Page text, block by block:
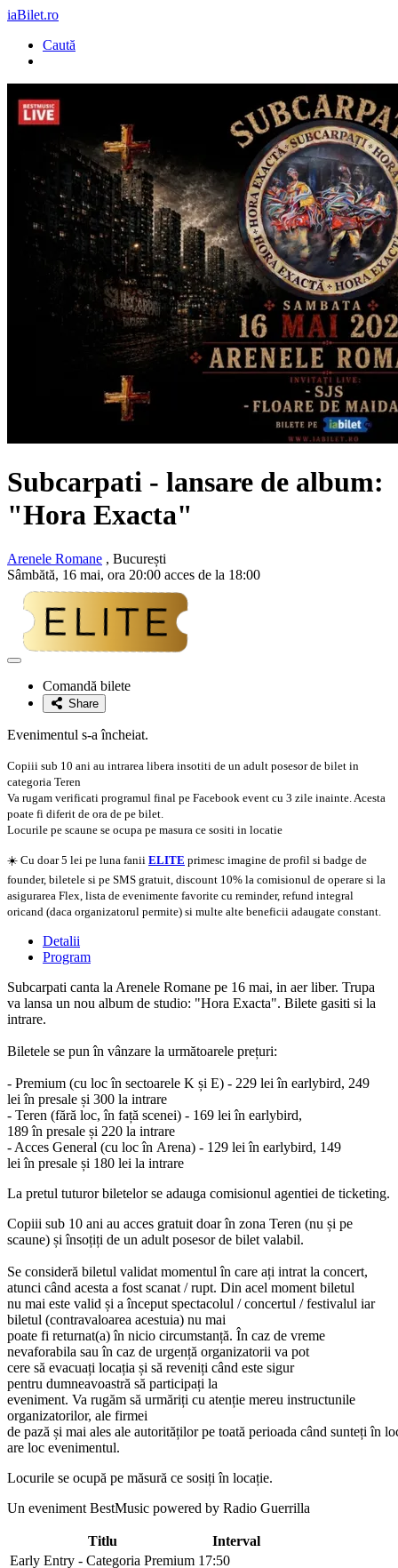
iaBilet.ro
Caută
Subcarpati - lansare de album:
"Hora Exacta"
Arenele Romane , București
Sâmbătă, 16 mai, ora 20:00 acces de la 18:00
Adaugă
favoriteComandă bilete
Share
Evenimentul s-a încheiat.
Copiii sub 10 ani au intrarea libera insotiti de un adult posesor de bilet in
categoria Teren
Va rugam verificati programul final pe Facebook event cu 3 zile inainte. Acesta
poate fi diferit de ora de pe bilet.
Locurile pe scaune se ocupa pe masura ce sositi in locatie
☀️ Cu doar 5 lei pe luna fanii ELITE primesc imagine de profil si badge de
founder, biletele si pe SMS gratuit, discount 10% la comisionul de operare si la
asigurarea Flex, lista de evenimente favorite cu reminder, refund integral
oricand (daca organizatorul permite) si multe alte beneficii adaugate constant.
Detalii
Program
Subcarpati canta la Arenele Romane pe 16 mai, in aer liber. Trupa
va lansa un nou album de studio: "Hora Exacta". Bilete gasiti si la
intrare.
Biletele se punîn vânzare la următoarele prețuri:
- Premium (cu locîn sectoarele K și E) - 229 leiîn earlybird, 249
leiîn presale și 300 la intrare
- Teren (fără loc,în față scenei) - 169 leiîn earlybird,
189în presale și 220 la intrare
- Acces General (cu locîn Arena) - 129 leiîn earlybird, 149
leiîn presale și 180 lei la intrare
La pretul tuturor biletelor se adauga comisionul agentiei de ticketing.
Copiii sub 10 ani au acces gratuit doarîn zona Teren (nu și pe
scaune) și însoțiți de un adult posesor de bilet valabil.
Se consideră biletul validat momentulîn care ați intrat la concert,
atunci când acesta a fost scanat / rupt. Din acel moment biletul
nu mai este valid și aînceput spectacolul / concertul / festivalul iar
biletul (contravaloarea acestuia) nu mai
poate fi returnat(a)în nicio circumstanță. În caz de vreme
nevaforabila sau în caz de urgență organizatorii va pot
cere să evacuați locația și să reveniți când este sigur
pentru dumneavoastră să participați la
eveniment. Va rugăm să urmăriți cu atenție mereu instructunile
organizatorilor, ale firmei
de pază și mai ales ale autoritățilorpe toată perioada când sunteți în
are loc evenimentul.
Locurile se ocupă pe măsură ce sosiți în locație.
Un eveniment BestMusic powered by Radio Guerrilla
Titlu
Interval
Early Entry - Categoria Premium 17:50